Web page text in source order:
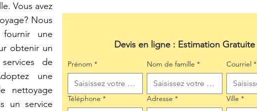
Vous avez
Nous
une
obtenir un
de
une
nettoyage
un service
Devis en ligne : Estimation Gratuite
Prénom * Nom de famille * Courriel *
Téléphone * Adresse * Ville *